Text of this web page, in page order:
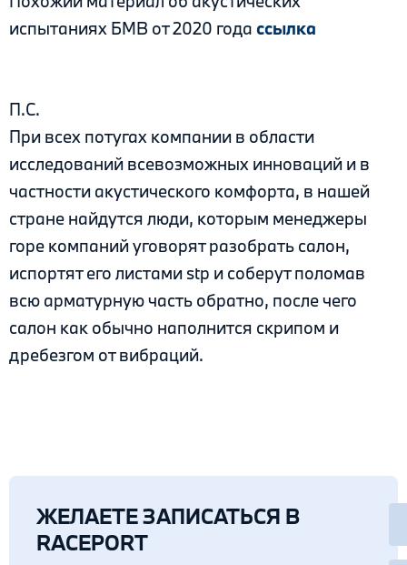
испытаниях БМВ от 2020 года ссылка
П.С.
При всех потугах компании в области
исследований всевозможных инноваций и в
частности акустического комфорта, в нашей
стране найдутся люди, которым менеджеры
горе компаний уговорят разобрать салон,
испортят его листами stp и соберут поломав
всю арматурную часть обратно, после чего
салон как обычно наполнится скрипом и
дребезгом от вибраций.
ЖЕЛАЕТЕ ЗАПИСАТЬСЯ В
RACEPORT